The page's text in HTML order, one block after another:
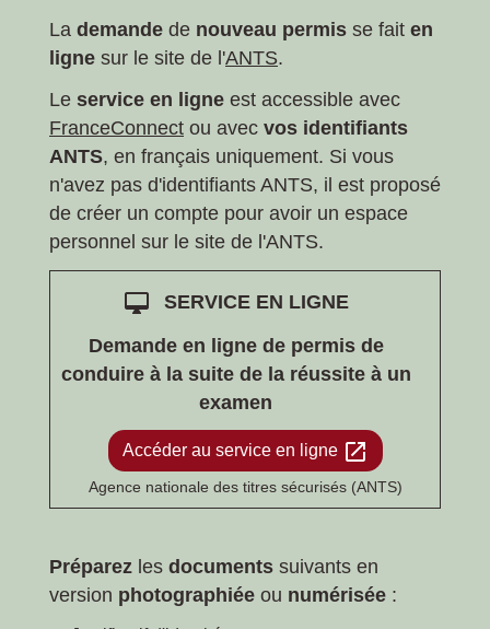
La demande de nouveau permis se fait en
ligne sur le site de l'ANTS.
Le service en ligne est accessible avec
FranceConnect ou avec vos identifiants
ANTS, en français uniquement. Si vous
n'avez pas d'identifiants ANTS, il est proposé
de créer un compte pour avoir un espace
personnel sur le site de l'ANTS.
desktop_mac
SERVICE EN LIGNE
Demande en ligne de permis de
conduire à la suite de la réussite à un
examen
Accéder au service en ligne open_in_new
Agence nationale des titres sécurisés (ANTS)
Préparez les documents suivants en
version photographiée ou numérisée :